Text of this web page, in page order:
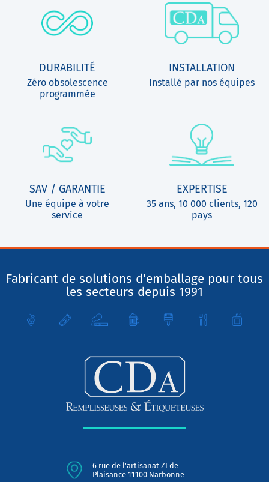
DURABILITÉ
Zéro obsolescence
programmée
INSTALLATION
Installé par nos équipes
SAV / GARANTIE
Une équipe à votre
service
EXPERTISE
35 ans, 10 000 clients, 120
pays
Fabricant de solutions d'emballage pour tous
les secteurs depuis 1991
6 rue de l'artisanat ZI de
Plaisance 11100 Narbonne